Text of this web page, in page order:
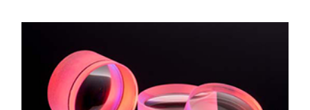
シ
商